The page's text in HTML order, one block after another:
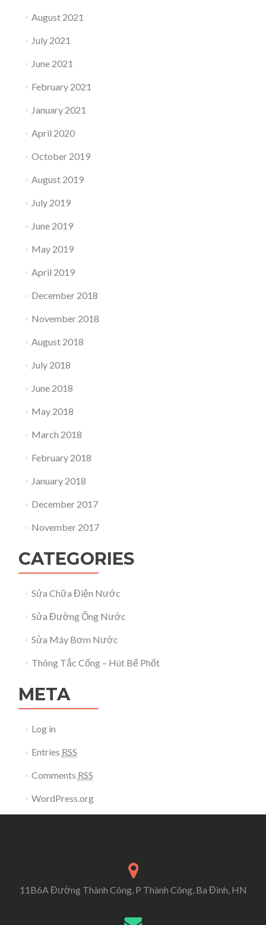
August 2021
July 2021
June 2021
February 2021
January 2021
April 2020
October 2019
August 2019
July 2019
June 2019
May 2019
April 2019
December 2018
November 2018
August 2018
July 2018
June 2018
May 2018
March 2018
February 2018
January 2018
December 2017
November 2017
CATEGORIES
Sửa Chữa Điện Nước
Sửa Đường Ống Nước
Sửa Máy Bơm Nước
Thông Tắc Cống – Hút Bể Phốt
META
Log in
Entries RSS
Comments RSS
WordPress.org
11B6A Đường Thành Công, P Thành Công, Ba Đình, HN